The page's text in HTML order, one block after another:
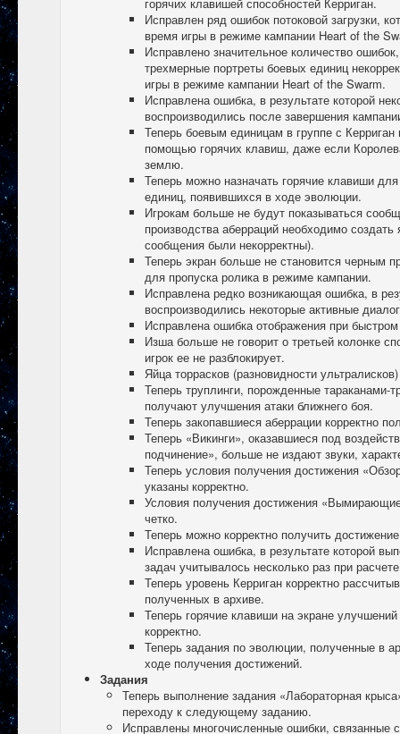
Исправлен ряд ошибок потоковой загрузки,
время игры в режиме кампании Heart of the
Исправлено значительное количество
трехмерные портреты боевых единиц
игры в режиме кампании Heart of the Swarm.
Исправлена ошибка, в результате которой
воспроизводились после завершения
Теперь боевым единицам в группе с
помощью горячих клавиш, даже если
землю.
Теперь можно назначать горячие клавиши
единиц, появившихся в ходе эволюции.
Игрокам больше не будут показываться
производства аберраций необходимо создать
сообщения были некорректны).
Теперь экран больше не становится черным
для пропуска ролика в режиме кампании.
Исправлена редко возникающая ошибка, в
воспроизводились некоторые активные
Исправлена ошибка отображения при
Изша больше не говорит о третьей колонке
игрок ее не разблокирует.
Яйца торрасков (разновидности
Теперь труплинги, порожденные тараканами-
получают улучшения атаки ближнего боя.
Теперь закопавшиеся аберрации корректно
Теперь «Викинги», оказавшиеся под
подчинение», больше не издают звуки,
Теперь условия получения достижения
указаны корректно.
Условия получения достижения
четко.
Теперь можно корректно получить
Исправлена ошибка, в результате которой
задач учитывалось несколько раз при
Теперь уровень Керриган корректно
полученных в архиве.
Теперь горячие клавиши на экране
корректно.
Теперь задания по эволюции, полученные в
ходе получения достижений.
Задания
Теперь выполнение задания «Лабораторная
переходу к следующему заданию.
Исправлены многочисленные ошибки, связанные